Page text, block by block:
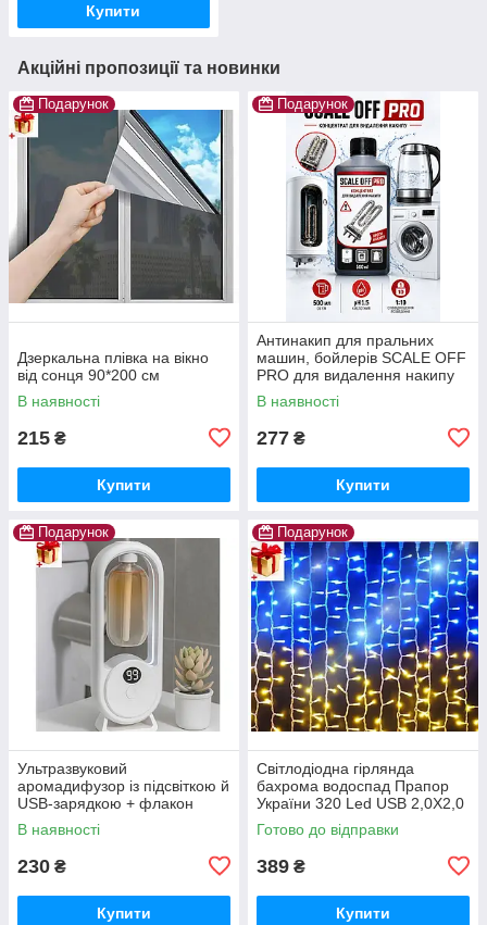
Купити
Акційні пропозиції та новинки
Подарунок
Дзеркальна плівка на вікно
від сонця 90*200 см
В наявності
215 ₴
Купити
Подарунок
Антинакип для пральних
машин, бойлерів SCALE OFF
PRO для видалення накипу
В наявності
277 ₴
Купити
Подарунок
Ультразвуковий
аромадифузор із підсвіткою й
USB-зарядкою + флакон
Диспенсер для освіжувача
повітря Ароматичний
В наявності
230 ₴
Купити
Подарунок
Світлодіодна гірлянда
бахрома водоспад Прапор
України 320 Led USB 2,0Х2,0
м патріотична жовто-
блакитна
Готово до відправки
389 ₴
Купити